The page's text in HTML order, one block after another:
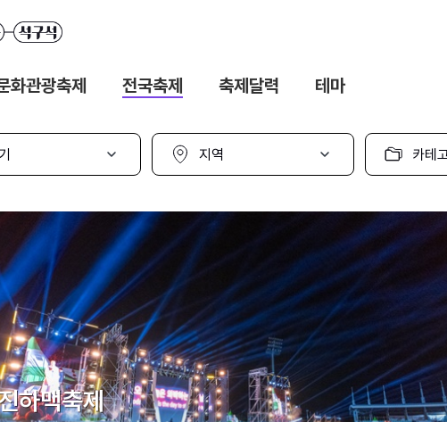
화관광축제 전국축제 축제달력 테마
지
선
카
고
선
택
하맥축제